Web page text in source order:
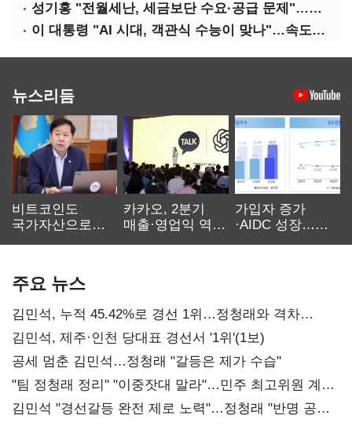
성기홍 "전월세난, 세금보단 수요·공급 문제"…닥공 시사
이 대통령 "AI 시대, 객관식 수능이 맞나"…속도전 '경계'
뉴스리듬
비트코인도
국가자산으로…'
카카오, 2분기
매출·영업익 역대
가입자 증가
·AIDC 성장…
주요 뉴스
김민석, 누적 45.42%로 경선 1위…정청래와 격차
0.86%p(2보)
김민석, 제주·인천 당대표 경선서 '1위'(1보)
공세 멈춘 김민석…정청래 "갈등은 제가 수습"
"팀 정청래 정리" "이중잣대 말라"…민주 최고위원 계파
다툼 격화
김민석 "경선갈등 완전 제로 노력"…정청래 "반명 공세